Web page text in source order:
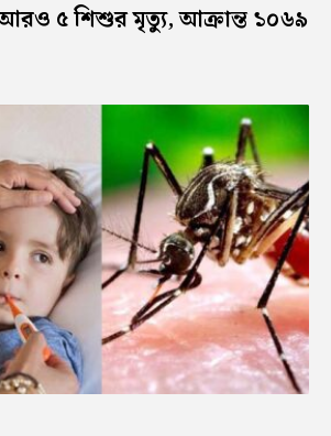
৫ শিশুর মৃত্যু, আক্রান্ত ১০৬৯